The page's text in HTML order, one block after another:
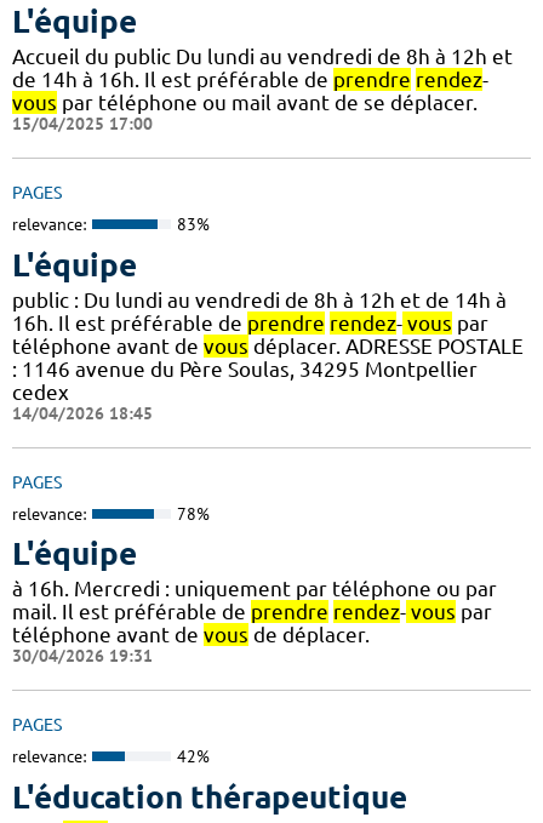
L'équipe
Accueil du public Du lundi au vendredi de 8h à 12h et
de 14h à 16h. Il est préférable de prendre rendez-
vous par téléphone ou mail avant de se déplacer.
15/04/2025 17:00
PAGES
relevance: 83%
L'équipe
public : Du lundi au vendredi de 8h à 12h et de 14h à
16h. Il est préférable de prendre rendez- vous par
téléphone avant de vous déplacer. ADRESSE POSTALE
: 1146 avenue du Père Soulas, 34295 Montpellier
cedex
14/04/2026 18:45
PAGES
relevance: 78%
L'équipe
à 16h. Mercredi : uniquement par téléphone ou par
mail. Il est préférable de prendre rendez- vous par
téléphone avant de vous de déplacer.
30/04/2026 19:31
PAGES
relevance: 42%
L'éducation thérapeutique